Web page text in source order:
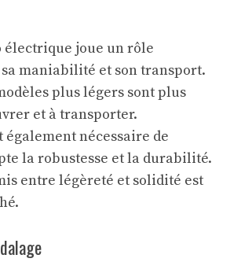
électrique joue un rôle
maniabilité et son transport.
plus légers sont plus
et à transporter.
également nécessaire de
la robustesse et la durabilité.
entre légèreté et solidité est